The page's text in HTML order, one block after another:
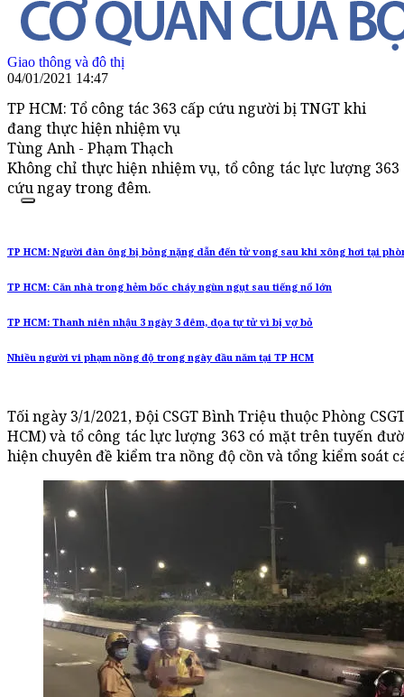
Giao thông và đô thị
04/01/2021 14:47
TP HCM: Tổ công tác 363 cấp cứu người bị TNGT khi
đang thực hiện nhiệm vụ
Tùng Anh - Phạm Thạch
Không chỉ thực hiện nhiệm vụ, tổ công tác lực lượng
cứu ngay trong đêm.
TP HCM: Người đàn ông bị bỏng nặng dẫn đến tử vong sau khi xông hơi tại
TP HCM: Căn nhà trong hẻm bốc cháy ngùn ngụt sau tiếng nổ lớn
TP HCM: Thanh niên nhậu 3 ngày 3 đêm, dọa tự tử vì bị vợ bỏ
Nhiều người vi phạm nồng độ trong ngày đầu năm tại TP HCM
Tối ngày 3/1/2021, Đội CSGT Bình Triệu thuộc Phòng
HCM) và tổ công tác lực lượng 363 có mặt trên tuyến
hiện chuyên đề kiểm tra nồng độ cồn và tổng kiểm soát